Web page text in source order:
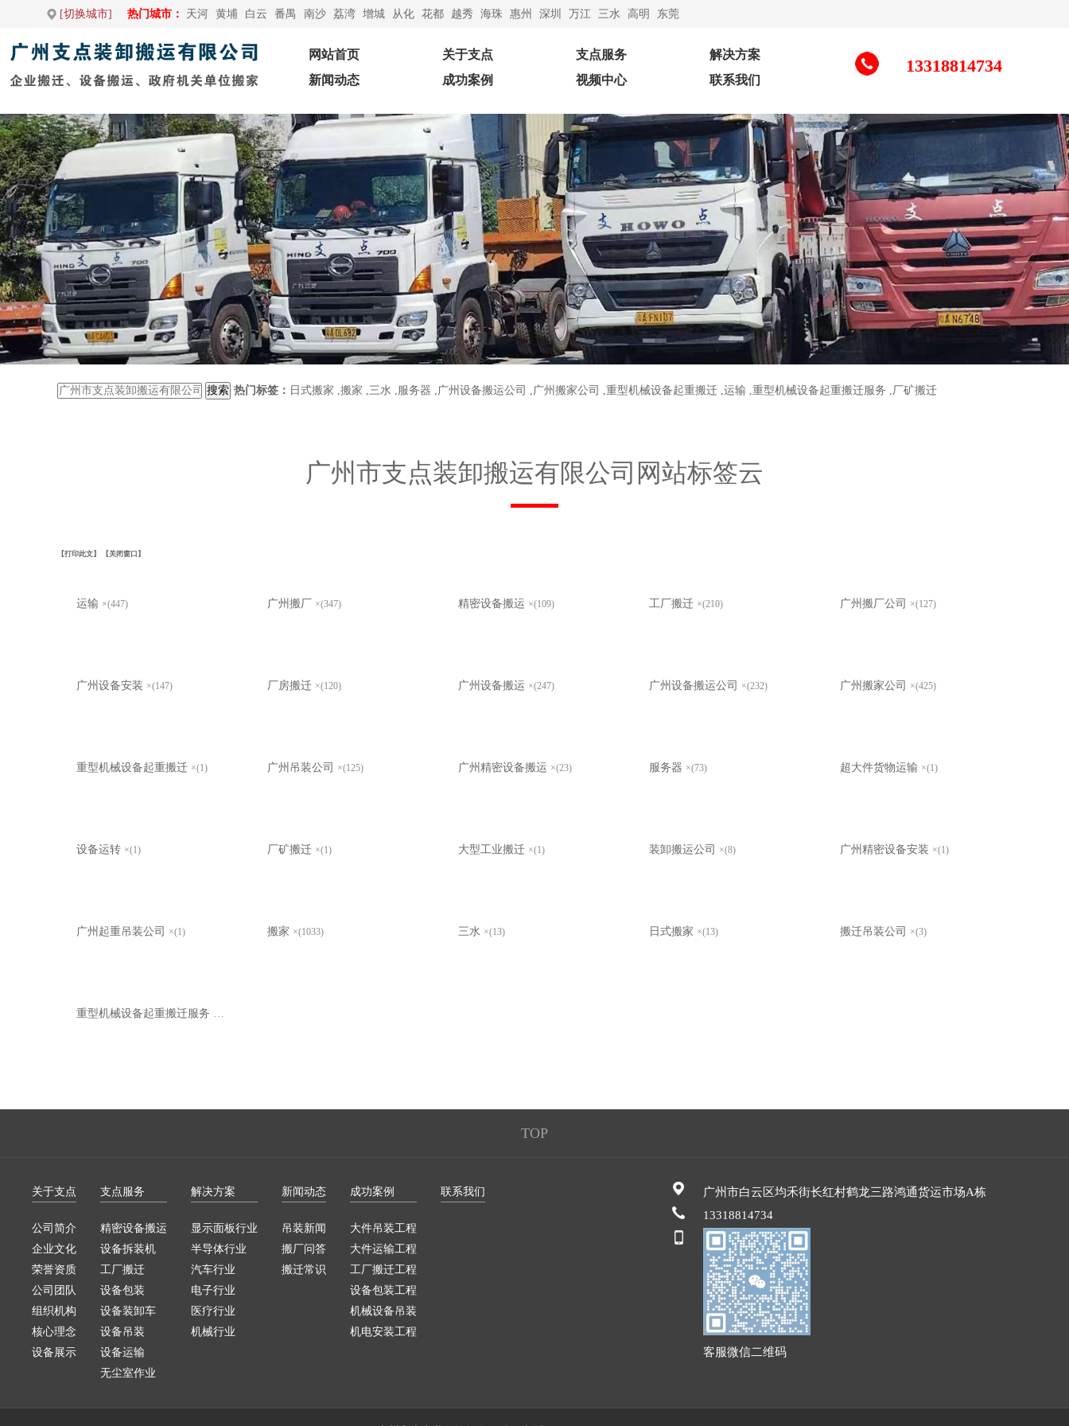
[切换城市] 热门城市： 天河 黄埔 白云 番禺 南沙 荔湾 增城 从化 花都 越秀 海珠 惠州 深圳 万江 ‌三水 高明 东莞
网站首页 关于支点 支点服务
解决方案
新闻动态
成功案例 视频中心 联系我们
13318814734
热门标签： 日式搬家 ,搬家 ,三水 ,服务器 ,广州设备搬运公司 ,广州搬家公司 ,重型机械设备起重搬迁 ,运输 ,重型机械设备起重搬迁服务 ,厂矿搬迁
广州市支点装卸搬运有限公司网站标签云
【打印此文】 【关闭窗口】
运输 ×(447) 广州搬厂 ×(347) 精密设备搬运 ×(109) 工厂搬迁 ×(210) 广州搬厂公司 ×(127)
广州设备安装 ×(147) 厂房搬迁 ×(120) 广州设备搬运 ×(247) 广州设备搬运公司 ×(232) 广州搬家公司 ×(425)
重型机械设备起重搬迁 ×(1) 广州吊装公司 ×(125) 广州精密设备搬运 ×(23) 服务器 ×(73) 超大件货物运输 ×(1)
设备运转 ×(1) 厂矿搬迁 ×(1) 大型工业搬迁 ×(1) 装卸搬运公司 ×(8) 广州精密设备安装 ×(1)
广州起重吊装公司 ×(1) 搬家 ×(1033) 三水 ×(13) 日式搬家 ×(13) 搬迁吊装公司 ×(3)
重型机械设备起重搬迁服务 ×(1)
TOP
关于支点
公司简介
企业文化
荣誉资质
公司团队
组织机构
核心理念
设备展示
支点服务
精密设备搬运
设备拆装机
工厂搬迁
设备包装
设备装卸车
设备吊装
设备运输
无尘室作业
解决方案
显示面板行业
半导体行业
汽车行业
电子行业
医疗行业
机械行业
新闻动态
吊装新闻
搬厂问答
搬迁常识
成功案例
大件吊装工程
大件运输工程
工厂搬迁工程
设备包装工程
机械设备吊装
机电安装工程
联系我们
广州市白云区均禾街长红村鹤龙三路鸿通货运市场A栋
13318814734
客服微信二维码